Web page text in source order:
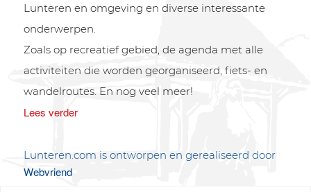
Lunteren en omgeving en diverse interessante
onderwerpen.
Zoals op recreatief gebied, de agenda met alle
activiteiten die worden georganiseerd, fiets- en
wandelroutes. En nog veel meer!
Lees verder
Lunteren.com is ontworpen en gerealiseerd door
Webvriend